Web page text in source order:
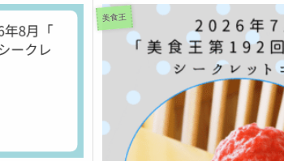
美食王